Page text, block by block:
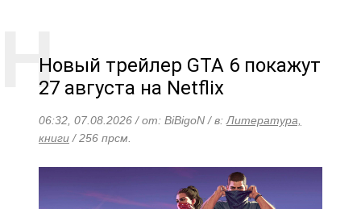
Новый трейлер GTA 6 покажут
27 августа на Netflix
06:32, 07.08.2026 / от: BiBigoN / в: Литература,
книги / 256 прсм.